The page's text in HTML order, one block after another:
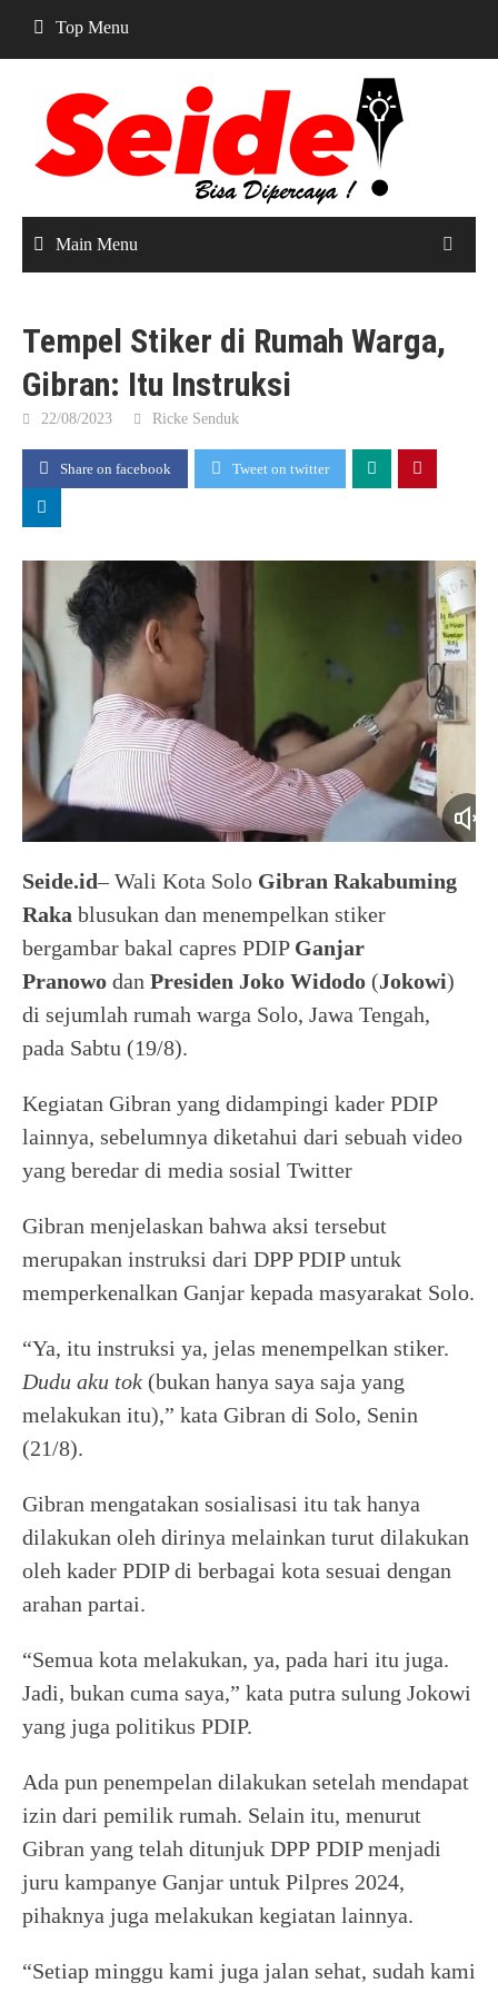
content
Top Menu
Main Menu
Tempel Stiker di Rumah Warga,
Gibran: Itu Instruksi
22/08/2023 Ricke Senduk
Share on facebook Tweet on twitter
Seide.id– Wali Kota Solo Gibran Rakabuming
Raka blusukan dan menempelkan stiker
bergambar bakal capres PDIP Ganjar
Pranowo dan Presiden Joko Widodo (Jokowi)
di sejumlah rumah warga Solo, Jawa Tengah,
pada Sabtu (19/8).
Kegiatan Gibran yang didampingi kader PDIP
lainnya, sebelumnya diketahui dari sebuah video
yang beredar di media sosial Twitter
Gibran menjelaskan bahwa aksi tersebut
merupakan instruksi dari DPP PDIP untuk
memperkenalkan Ganjar kepada masyarakat Solo.
“Ya, itu instruksi ya, jelas menempelkan stiker.
Dudu aku tok (bukan hanya saya saja yang
melakukan itu),” kata Gibran di Solo, Senin
(21/8).
Gibran mengatakan sosialisasi itu tak hanya
dilakukan oleh dirinya melainkan turut dilakukan
oleh kader PDIP di berbagai kota sesuai dengan
arahan partai.
“Semua kota melakukan, ya, pada hari itu juga.
Jadi, bukan cuma saya,” kata putra sulung Jokowi
yang juga politikus PDIP.
Ada pun penempelan dilakukan setelah mendapat
izin dari pemilik rumah. Selain itu, menurut
Gibran yang telah ditunjuk DPP PDIP menjadi
juru kampanye Ganjar untuk Pilpres 2024,
pihaknya juga melakukan kegiatan lainnya.
“Setiap minggu kami juga jalan sehat, sudah kami